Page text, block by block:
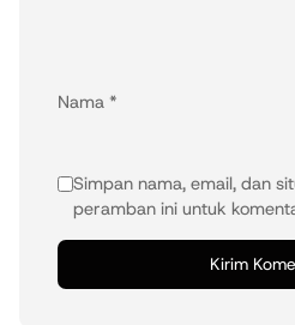
Nama *
Simpan nama, email, dan
peramban ini untuk